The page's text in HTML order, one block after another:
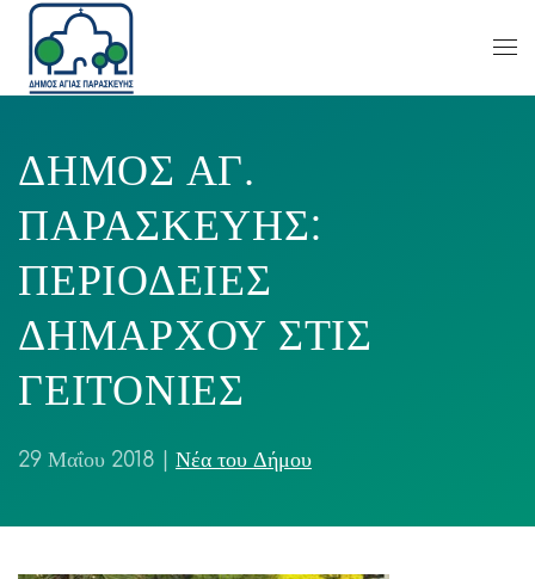
ΔΗΜΟΣ ΑΓ.
ΠΑΡΑΣΚΕΥΗΣ:
ΠΕΡΙΟΔΕΙΕΣ
ΔΗΜΑΡΧΟΥ ΣΤΙΣ
ΓΕΙΤΟΝΙΕΣ
29 Μαΐου 2018 Νέα του Δήμου